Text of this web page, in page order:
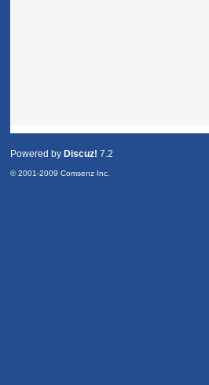
Powered by Discuz! 7.2
© 2001-2009Comsenz Inc.